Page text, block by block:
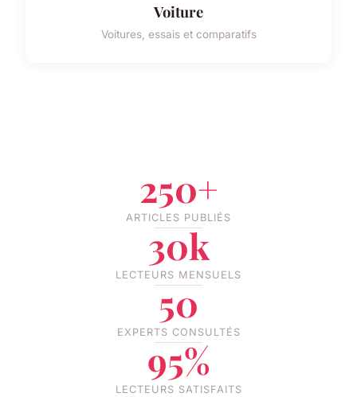
Voiture
Voitures, essais et comparatifs
250+
ARTICLES PUBLIÉS
30k
LECTEURS MENSUELS
50
EXPERTS CONSULTÉS
95%
LECTEURS SATISFAITS